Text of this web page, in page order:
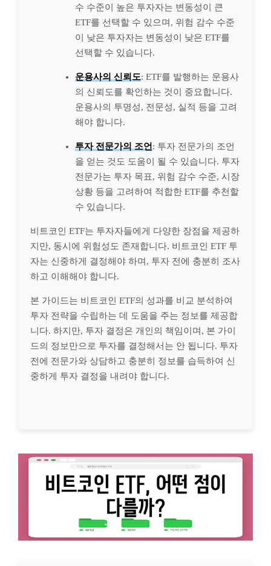
수 수준이 높은 투자자는 변동성이 큰
ETF를 선택할 수 있으며, 위험 감수 수준
이 낮은 투자자는 변동성이 낮은 ETF를
선택할 수 있습니다.
운용사의 신뢰도: ETF를 발행하는 운용사
의 신뢰도를 확인하는 것이 중요합니다.
운용사의 투명성, 전문성, 실적 등을 고려
해야 합니다.
투자 전문가의 조언: 투자 전문가의 조언
을 얻는 것도 도움이 될 수 있습니다. 투자
전문가는 투자 목표, 위험 감수 수준, 시장
상황 등을 고려하여 적합한 ETF를 추천할
수 있습니다.
비트코인 ETF는 투자자들에게 다양한 장점을 제공하
지만, 동시에 위험성도 존재합니다. 비트코인 ETF 투
자는 신중하게 결정해야 하며, 투자 전에 충분히 조사
하고 이해해야 합니다.
본 가이드는 비트코인 ETF의 성과를 비교 분석하여
투자 전략을 수립하는 데 도움을 주는 정보를 제공합
니다. 하지만, 투자 결정은 개인의 책임이며, 본 가이
드의 정보만으로 투자를 결정해서는 안 됩니다. 투자
전에 전문가와 상담하고 충분히 정보를 습득하여 신
중하게 투자 결정을 내려야 합니다.